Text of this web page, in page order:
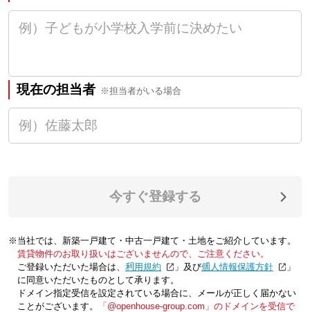
現在の担当者 ※担当者がいる場合
今すぐ登録する
※当社では、新築一戸建て・中古一戸建て・土地をご紹介しています。
賃貸物件のお取り扱いはございませんので、ご注意ください。
ご登録いただいた場合は、「利用規約 」及び「個人情報保護方針
」
に同意いただいたものとして承ります。
ドメイン指定受信を設定されている場合に、メールが正しく届かない
ことがございます。
「@openhouse-group.com」のドメインを受信で